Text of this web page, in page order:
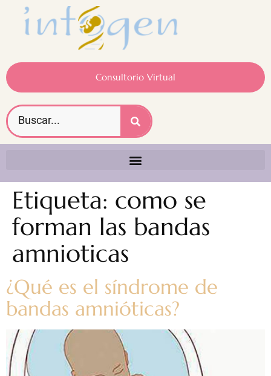
Consultorio Virtual
Etiqueta: como se
forman las bandas
amnioticas
¿Qué es el síndrome de
bandas amnióticas?